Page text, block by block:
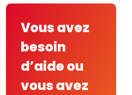
Vous avez
besoin
d’aide ou
vous avez